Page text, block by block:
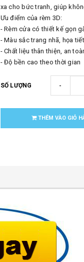
xa cho bức tranh, giúp
Ưu điểm của rèm 3D:
- Rèm cửa có thiết kế gọn
- Màu sắc trang nhã, họa
- Chất liệu thân thiện, an
- Độ bền cao theo thời gian
SỐ LƯỢNG -
THÊM VÀO GIỎ